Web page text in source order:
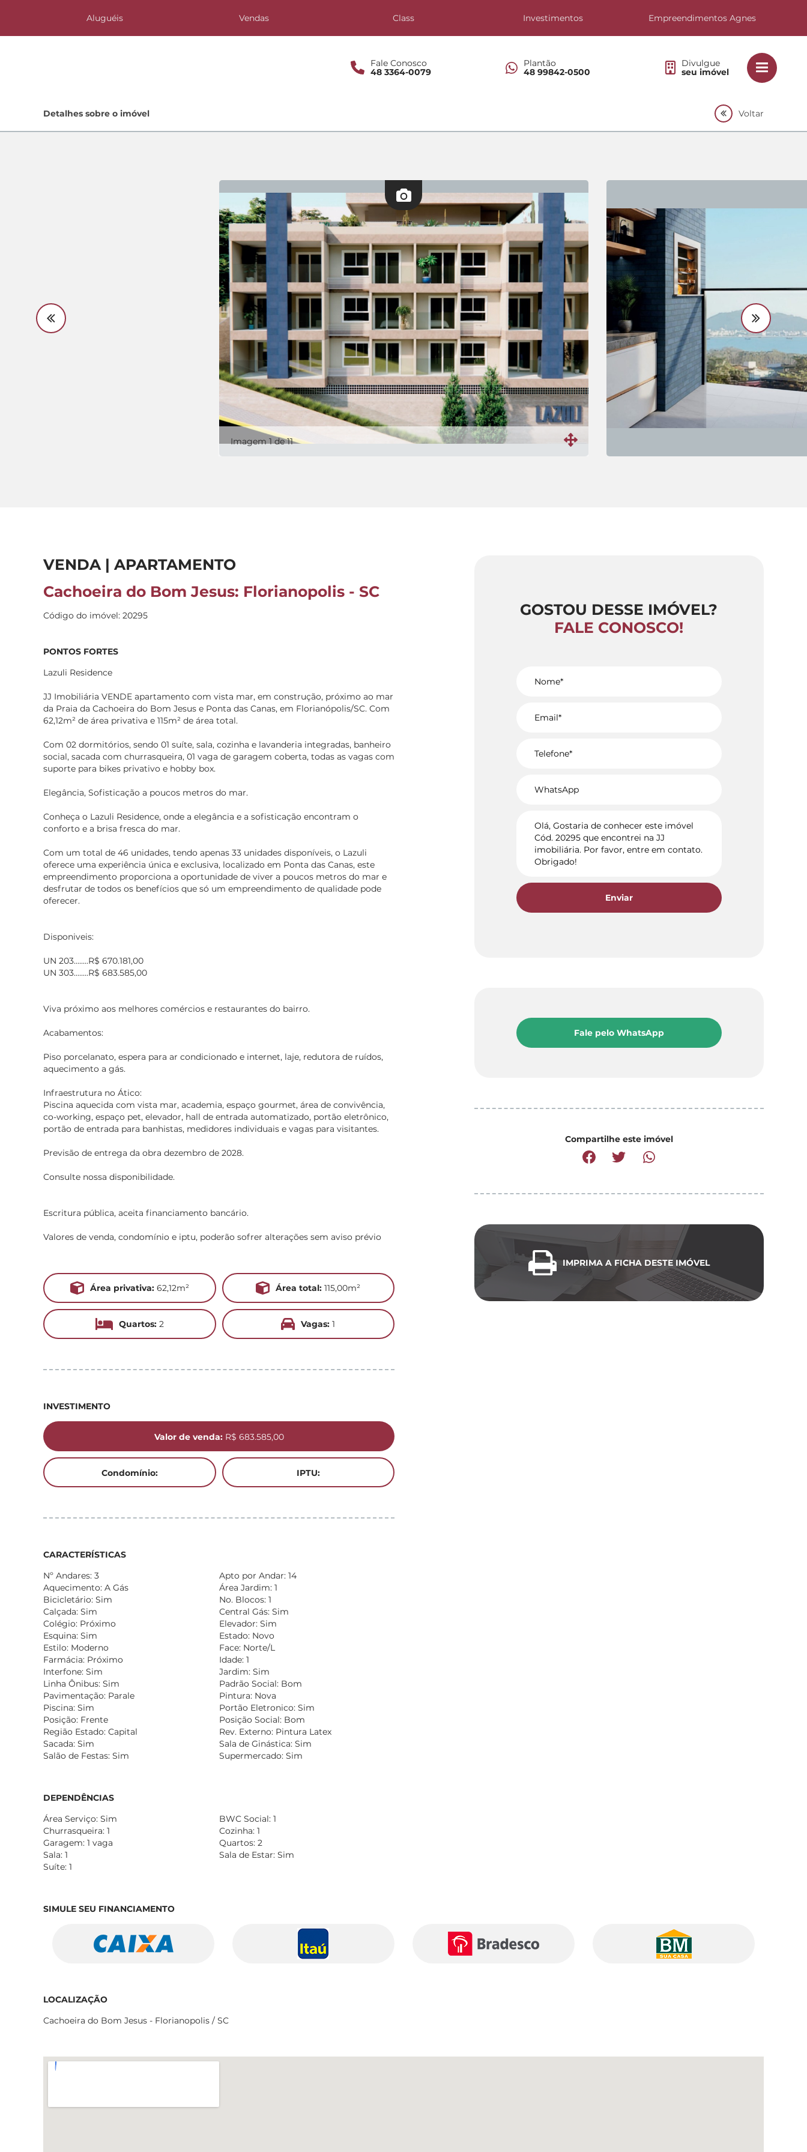
Aluguéis Vendas Class Investimentos Empreendimentos Agnes
Fale Conosco
48 3364-0079
Plantão
48 99842-0500
Divulgue
seu imóvel
Lançamentos
Detalhes sobre o imóvel Voltar
Imagem 1 de 11
VENDA | APARTAMENTO
Cachoeira do Bom Jesus: Florianopolis - SC
Código do imóvel: 20295
PONTOS FORTES
Lazuli Residence
JJ Imobiliária VENDE apartamento com vista mar, em construção, próximo ao mar
da Praia da Cachoeira do Bom Jesus e Ponta das Canas, em Florianópolis/SC. Com
62,12m² de área privativa e 115m² de área total.
Com 02 dormitórios, sendo 01 suíte, sala, cozinha e lavanderia integradas, banheiro
social, sacada com churrasqueira, 01 vaga de garagem coberta, todas as vagas com
suporte para bikes privativo e hobby box.
Elegância, Sofisticação a poucos metros do mar.
Conheça o Lazuli Residence, onde a elegância e a sofisticação encontram o
conforto e a brisa fresca do mar.
Com um total de 46 unidades, tendo apenas 33 unidades disponíveis, o Lazuli
oferece uma experiência única e exclusiva, localizado em Ponta das Canas, este
empreendimento proporciona a oportunidade de viver a poucos metros do mar e
desfrutar de todos os benefícios que só um empreendimento de qualidade pode
oferecer.
Disponiveis:
UN 203........R$ 670.181,00
UN 303........R$ 683.585,00
Viva próximo aos melhores comércios e restaurantes do bairro.
Acabamentos:
Piso porcelanato, espera para ar condicionado e internet, laje, redutora de ruídos,
aquecimento a gás.
Infraestrutura no Ático:
Piscina aquecida com vista mar, academia, espaço gourmet, área de convivência,
co-working, espaço pet, elevador, hall de entrada automatizado, portão eletrônico,
portão de entrada para banhistas, medidores individuais e vagas para visitantes.
Previsão de entrega da obra dezembro de 2028.
Consulte nossa disponibilidade.
Escritura pública, aceita financiamento bancário.
Valores de venda, condomínio e iptu, poderão sofrer alterações sem aviso prévio
Área privativa:62,12m² Área total: 115,00m²
Quartos:2 Vagas: 1
INVESTIMENTO
Valor de venda:R$ 683.585,00
Condomínio: IPTU:
CARACTERÍSTICAS
Nº Andares: 3
Apto por Andar: 14
Aquecimento: A Gás
Área Jardim: 1
Bicicletário: Sim
No. Blocos: 1
Calçada: Sim
Central Gás: Sim
Colégio: Próximo
Elevador: Sim
Esquina: Sim
Estado: Novo
Estilo: Moderno
Face: Norte/L
Farmácia: Próximo
Idade: 1
Interfone: Sim
Jardim: Sim
Linha Ônibus: Sim
Padrão Social: Bom
Pavimentação: Parale
Pintura: Nova
Piscina: Sim
Portão Eletronico: Sim
Posição: Frente
Posição Social: Bom
Região Estado: Capital
Rev. Externo: Pintura Latex
Sacada: Sim
Sala de Ginástica: Sim
Salão de Festas: Sim
Supermercado: Sim
DEPENDÊNCIAS
Área Serviço: Sim
BWC Social: 1
Churrasqueira: 1
Cozinha: 1
Garagem: 1 vaga
Quartos: 2
Sala: 1
Sala de Estar: Sim
Suíte: 1
GOSTOU DESSE IMÓVEL?
FALE CONOSCO!
Enviar
Fale pelo WhatsApp
Compartilhe este imóvel
IMPRIMA A FICHA DESTE IMÓVEL
SIMULE SEU FINANCIAMENTO
LOCALIZAÇÃO
Cachoeira do Bom Jesus - Florianopolis / SC